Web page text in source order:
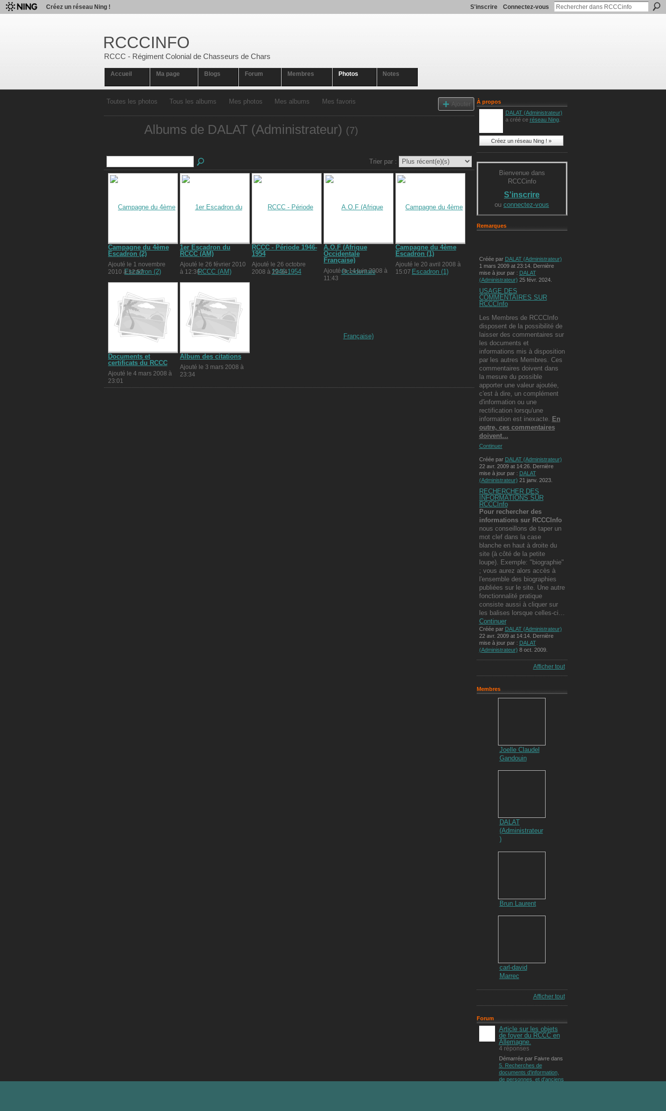
Créez un réseau Ning ! S'inscrire Connectez-vous
RCCCINFO
RCCC - Régiment Colonial de Chasseurs de Chars
Accueil Ma page Blogs Forum Membres Photos Notes
Toutes les photos Tous les albums Mes photos Mes albums Mes favoris Ajouter
Albums de DALAT (Administrateur) (7)
Trier par :
Campagne du 4ème
Escadron (2)
Ajouté le 1 novembre
2010 à 12:57
1er Escadron du
RCCC (AM)
Ajouté le 26 février 2010
à 12:36
RCCC - Période 1946-
1954
Ajouté le 26 octobre
2008 à 22:34
A.O.F (Afrique
Occidentale
Française)
Ajouté le 14 juin 2008 à
11:43
Campagne du 4ème
Escadron (1)
Ajouté le 20 avril 2008 à
15:07
Documents et
certificats du RCCC
Ajouté le 4 mars 2008 à
23:01
Album des citations
Ajouté le 3 mars 2008 à
23:34
À propos
DALAT (Administrateur)
a créé ce réseau Ning.
Créez un réseau Ning ! »
Bienvenue dans
RCCCinfo
S'inscrire
ou connectez-vous
Remarques
Créée par DALAT (Administrateur)
1 mars 2009 at 23:14. Dernière
mise à jour par : DALAT
(Administrateur) 25 févr. 2024.
USAGE DES
COMMENTAIRES SUR
RCCCInfo
Les Membres de RCCCInfo
disposent de la possibilité de
laisser des commentaires sur
les documents et
informations mis à disposition
par les autres Membres. Ces
commentaires doivent dans
la mesure du possible
apporter une valeur ajoutée,
c'est à dire, un complément
d'information ou une
rectification lorsqu'une
information est inexacte. En
outre, ces commentaires
doivent…
Continuer
Créée par DALAT (Administrateur)
22 avr. 2009 at 14:26. Dernière
mise à jour par : DALAT
(Administrateur) 21 janv. 2023.
RECHERCHER DES
INFORMATIONS SUR
RCCCInfo
Pour rechercher des
informations sur RCCCInfo
nous conseillons de taper un
mot clef dans la case
blanche en haut à droite du
site (à côté de la petite
loupe). Exemple: "biographie"
; vous aurez alors accès à
l'ensemble des biographies
publiées sur le site. Une autre
fonctionnalité pratique
consiste aussi à cliquer sur
les balises lorsque celles-ci…
Continuer
Créée par DALAT (Administrateur)
22 avr. 2009 at 14:14. Dernière
mise à jour par : DALAT
(Administrateur) 8 oct. 2009.
Afficher tout
Membres
Joelle Claudel
Gandouin
DALAT
(Administrateur
)
Brun Laurent
carl-david
Marrec
Afficher tout
Forum
Article sur les objets
de foyer du RCCC en
Allemagne.
4 réponses
Démarrée par Faivre dans
5. Recherches de
documents d'information,
de personnes, et d'anciens